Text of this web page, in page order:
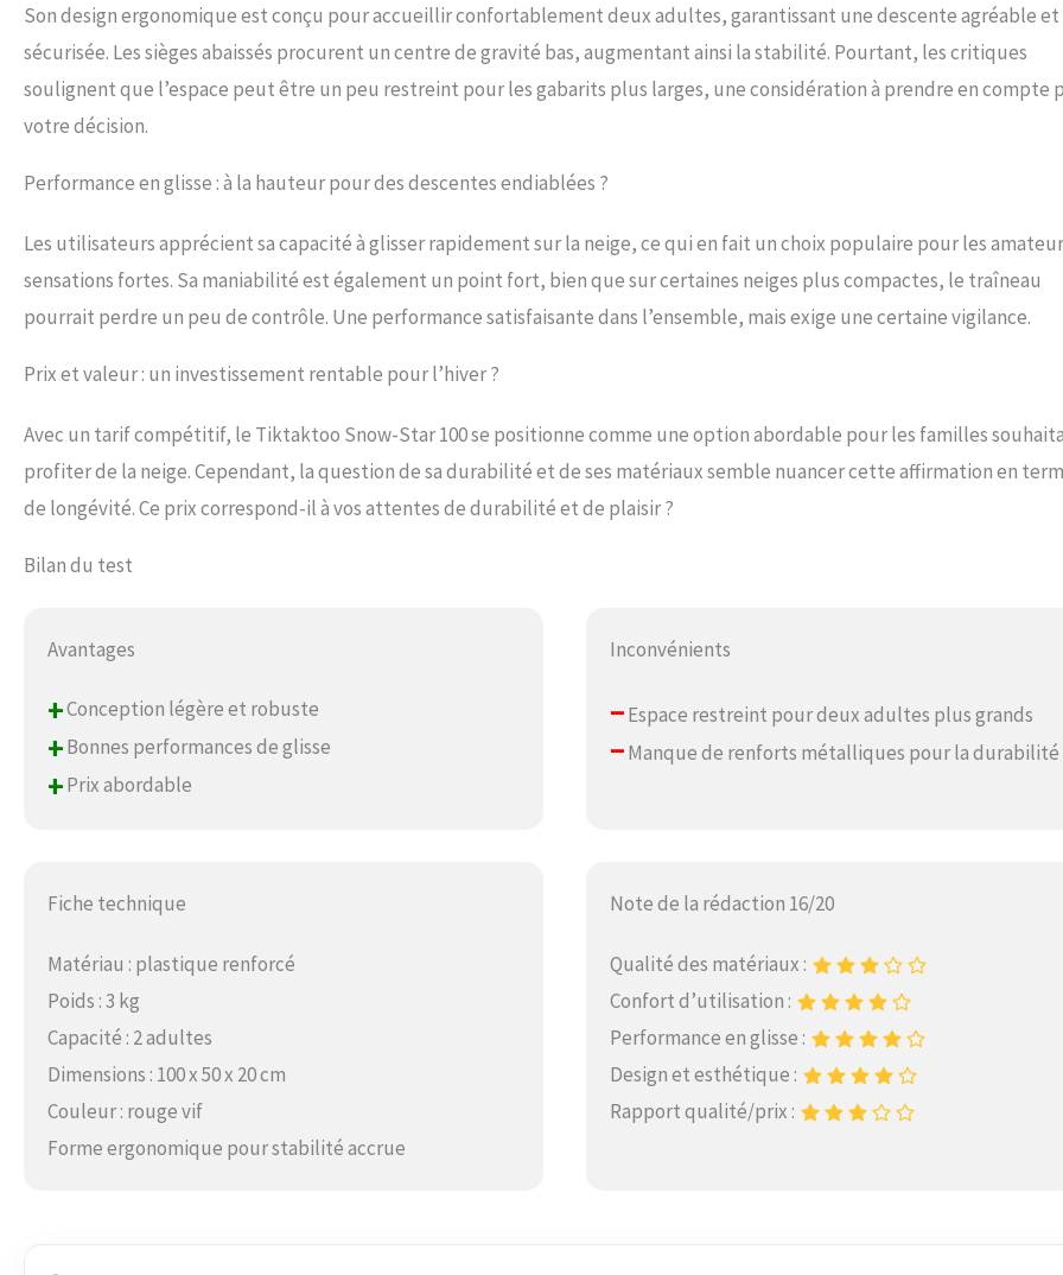
Son design ergonomique est conçu pour accueillir confortablement deux adultes, garantissant une descente agréable et
sécurisée. Les sièges abaissés procurent un centre de gravité bas, augmentant ainsi la stabilité. Pourtant, les critiques
soulignent que l’espace peut être un peu restreint pour les gabarits plus larges, une considération à prendre en compte
votre décision.
Performance en glisse : à la hauteur pour des descentes endiablées ?
Les utilisateurs apprécient sa capacité à glisser rapidement sur la neige, ce qui en fait un choix populaire pour les
sensations fortes. Sa maniabilité est également un point fort, bien que sur certaines neiges plus compactes, le traîneau
pourrait perdre un peu de contrôle. Une performance satisfaisante dans l’ensemble, mais exige une certaine vigilance.
Prix et valeur : un investissement rentable pour l’hiver ?
Avec un tarif compétitif, le Tiktaktoo Snow-Star 100 se positionne comme une option abordable pour les familles
profiter de la neige. Cependant, la question de sa durabilité et de ses matériaux semble nuancer cette affirmation en
de longévité. Ce prix correspond-il à vos attentes de durabilité et de plaisir ?
Bilan du test
Avantages
+Conception légère et robuste
+Bonnes performances de glisse
+Prix abordable
Inconvénients
–Espace restreint pour deux adultes plus grands
–Manque de renforts métalliques pour la durabilité
Fiche technique
Matériau : plastique renforcé
Poids : 3 kg
Capacité : 2 adultes
Dimensions : 100 x 50 x 20 cm
Couleur : rouge vif
Forme ergonomique pour stabilité accrue
Note de la rédaction 16/20
Qualité des matériaux :
Confort d’utilisation :
Performance en glisse :
Design et esthétique :
Rapport qualité/prix :